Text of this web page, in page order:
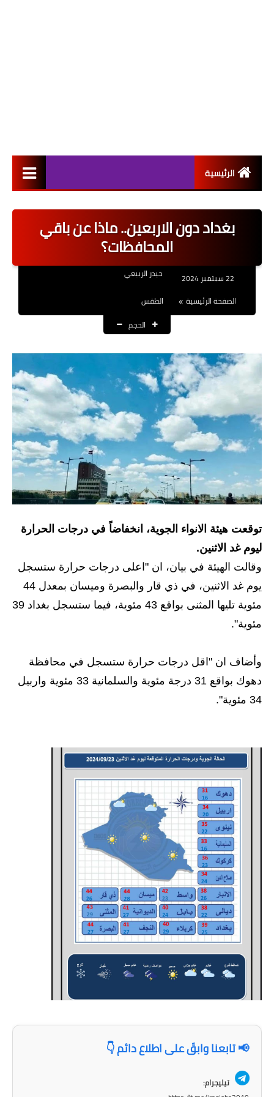
الرئيسية
اخبار القطاع العام
العقود والاجور اليومية
الرواتب
القروض والسلف
المنح المالية
قطع الاراضي
اخبار العراق
الاخبار الاقتصادية
الاخبار الرياضية
اخبار وقرارات وزارة التربية
نتائج الامتحانات
المرحلة الاعدادية
اسئلة وزارية
المرحلة الابتدائية
المرحلة المتوسطة
المرحلة الاعدادية
مرشحات
المرحلة الابتدائية
المرحلة المتوسطة
المرحلة الابتدائية
بغداد دون الاربعين.. ماذا عن باقي
المحافظات؟
حيدر الربيعي
الصفحة الرئيسية
الطقس
الحجم
توقعت هيئة الانواء الجوية، انخفاضاً في درجات الحرارة
ليوم غد الاثنين.
وقالت الهيئة في بيان، ان "اعلى درجات حرارة ستسجل
يوم غد الاثنين، في ذي قار والبصرة وميسان بمعدل 44
مئوية تليها المثنى بواقع 43 مئوية، فيما ستسجل بغداد 39
مئوية".
وأضاف ان "اقل درجات حرارة ستسجل في محافظة
دهوك بواقع 31 درجة مئوية والسلمانية 33 مئوية واربيل
34 مئوية".
📢 تابعنا وابقَ على اطلاع دائم 👇
تيليجرام: